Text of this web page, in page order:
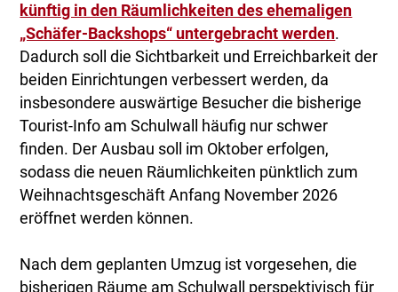
künftig in den Räumlichkeiten des ehemaligen
„Schäfer-Backshops“ untergebracht werden.
Dadurch soll die Sichtbarkeit und Erreichbarkeit der
beiden Einrichtungen verbessert werden, da
insbesondere auswärtige Besucher die bisherige
Tourist-Info am Schulwall häufig nur schwer
finden. Der Ausbau soll im Oktober erfolgen,
sodass die neuen Räumlichkeiten pünktlich zum
Weihnachtsgeschäft Anfang November 2026
eröffnet werden können.
Nach dem geplanten Umzug ist vorgesehen, die
bisherigen Räume am Schulwall perspektivisch für